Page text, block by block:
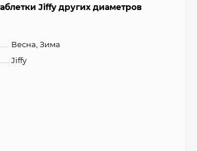
Jiffy других диаметров
Весна, Зима
Jiffy